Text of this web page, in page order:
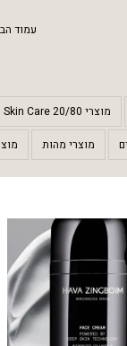
עמוד
מוצרי 20/80 Skin Care
מוצרי מהות